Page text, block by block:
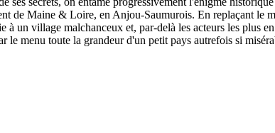
de Maine & Loire, en Anjou-Saumurois. En replaçant le
un village malchanceux et, par-delà les acteurs les plus
menu toute la grandeur d'un petit pays autrefois si